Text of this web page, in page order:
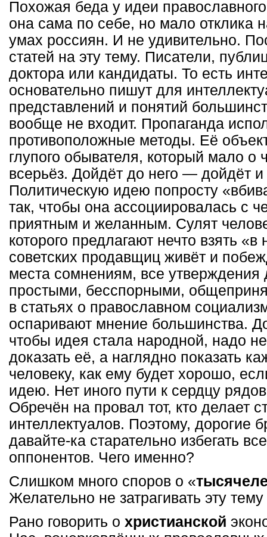
Похожая беда у идеи
она сама по себе, но мало отклика
умах россиян. И не удивительно.
статей на эту тему. Писатели,
доктора или кандидаты. То есть
основательно пишут для
представлений и понятий
вообще не входит. Пропаганда
противоположные методы. Её
глупого обывателя, который мало о
всерьёз. Дойдёт до него — дойдёт
Политическую идею попросту
так, чтобы она ассоциировалась с
приятным и желанным. Сулят
которого предлагают нечто взять «в
советских продавщиц живёт и
места сомнениям, все
простыми, бесспорными,
в статьях о православном
оспаривают мнение большинства.
чтобы идея стала народной, надо
доказать её, а наглядно показать
человеку, как ему будет хорошо,
идею. Нет иного пути к сердцу
Обречён на провал тот, кто делает
интеллектуалов. Поэтому, дорогие
давайте-ка старательно избегать
оппонентов. Чего именно?
Слишком много споров о «
Желательно не затрагивать эту
Рано говорить о христианской